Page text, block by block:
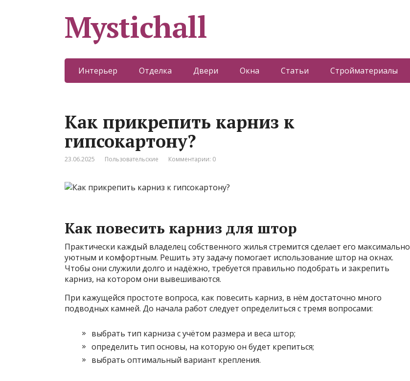
Mystichall
Интерьер Отделка Двери Окна Статьи Стройматериалы
Как прикрепить карниз к
гипсокартону?
23.06.2025 Пользовательские Комментарии: 0
Как повесить карниз для штор
Практически каждый владелец собственного жилья стремится сделает его максимально
уютным и комфортным. Решить эту задачу помогает использование штор на окнах.
Чтобы они служили долго и надёжно, требуется правильно подобрать и закрепить
карниз, на котором они вывешиваются.
При кажущейся простоте вопроса, как повесить карниз, в нём достаточно много
подводных камней. До начала работ следует определиться с тремя вопросами:
выбрать тип карниза с учётом размера и веса штор;
определить тип основы, на которую он будет крепиться;
выбрать оптимальный вариант крепления.